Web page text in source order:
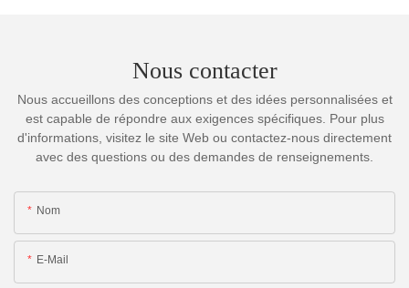
Nous contacter
Nous accueillons des conceptions et des idées personnalisées et
est capable de répondre aux exigences spécifiques. Pour plus
d'informations, visitez le site Web ou contactez-nous directement
avec des questions ou des demandes de renseignements.
Nom
E-Mail